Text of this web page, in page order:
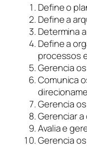
Define o
Define a
Determina
Define a
processos
Gerencia
Comunica
Gerencia
Gerenciar
Avalia e
Gerencia